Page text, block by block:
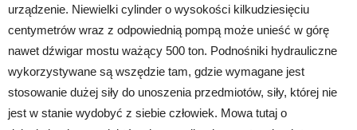
urządzenie. Niewielki cylinder o wysokości kilkudziesięciu
centymetrów wraz z odpowiednią pompą może unieść w górę
nawet dźwigar mostu ważący 500 ton. Podnośniki hydrauliczne
wykorzystywane są wszędzie tam, gdzie wymagane jest
stosowanie dużej siły do unoszenia przedmiotów, siły, której nie
jest w stanie wydobyć z siebie człowiek. Mowa tutaj o